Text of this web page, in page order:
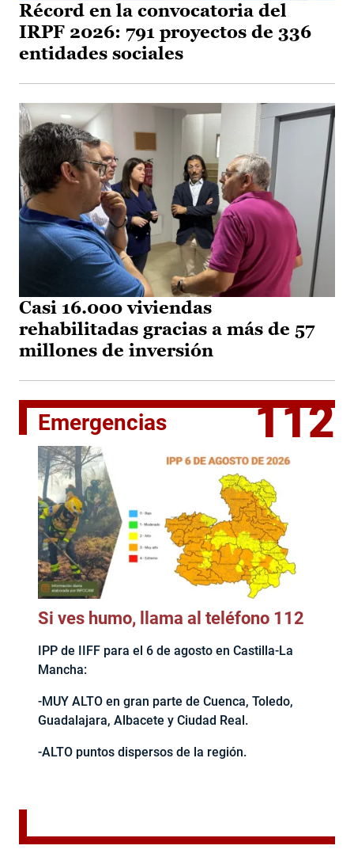
Récord en la convocatoria del
IRPF 2026: 791 proyectos de 336
entidades sociales
Casi 16.000 viviendas
rehabilitadas gracias a más de 57
millones de inversión
Emergencias 112
Si ves humo, llama al teléfono 112
IPP de IIFF para el 6 de agosto en Castilla-La
Mancha:
-MUY ALTO en gran parte de Cuenca, Toledo,
Guadalajara, Albacete y Ciudad Real.
-ALTO puntos dispersos de la región.